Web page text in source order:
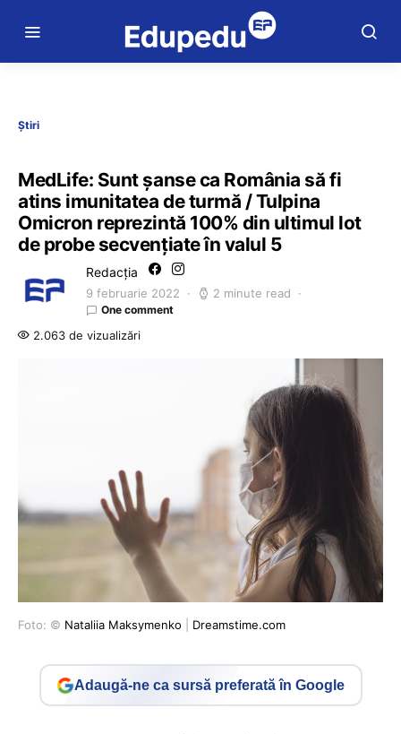
Știri
MedLife: Sunt șanse ca România să fi
atins imunitatea de turmă / Tulpina
Omicron reprezintă 100% din ultimul lot
de probe secvențiate în valul 5
Redacția
9 februarie 2022 2 minute read
One comment
2.063 de vizualizări
Foto: © Nataliia Maksymenko Dreamstime.com
Adaugă-ne ca sursă preferată în Google